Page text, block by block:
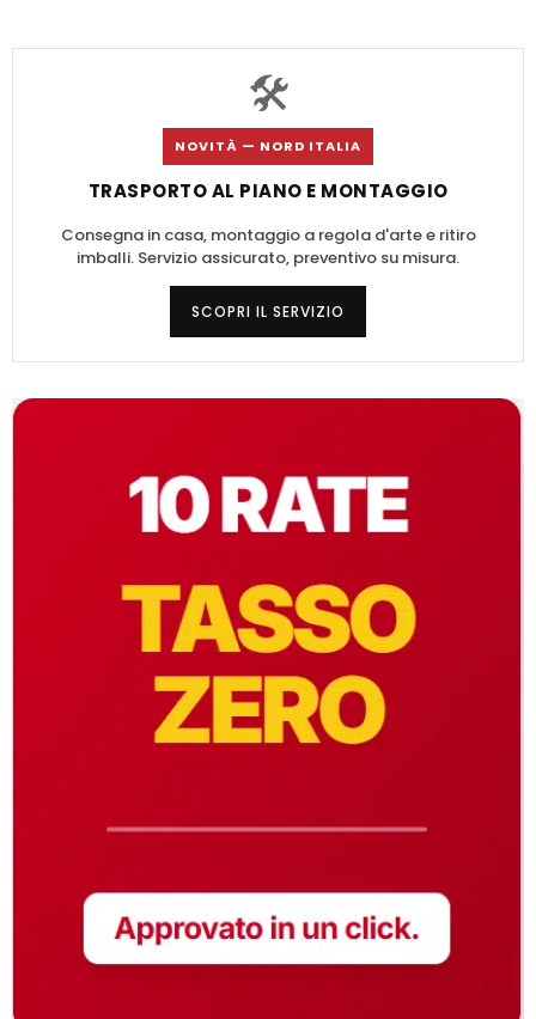
🛠️
NOVITÀ — NORD ITALIA
TRASPORTO AL PIANO E MONTAGGIO
Consegna in casa, montaggio a regola d'arte e ritiro
imballi. Servizio assicurato, preventivo su misura.
SCOPRI IL SERVIZIO